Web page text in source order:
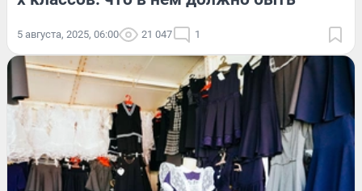
5 августа, 2025, 06:00 21 047 1